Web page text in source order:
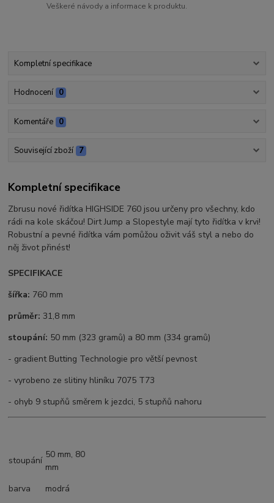
Veškeré návody a informace k produktu.
Kompletní specifikace
Hodnocení 0
Komentáře 0
Související zboží 7
Kompletní specifikace
Zbrusu nové řidítka HIGHSIDE 760 jsou určeny pro všechny, kdo
rádi na kole skáčou! Dirt Jump a Slopestyle mají tyto řidítka v krvi!
Robustní a pevné řidítka vám pomůžou oživit váš styl a nebo do
něj život přinést!
SPECIFIKACE
šířka: 760 mm
průměr: 31,8 mm
stoupání: 50 mm (323 gramů) a 80 mm (334 gramů)
- gradient Butting Technologie pro větší pevnost
- vyrobeno ze slitiny hliníku 7075 T73
- ohyb 9 stupňů směrem k jezdci, 5 stupňů nahoru
stoupání
50 mm, 80
mm
barva
modrá